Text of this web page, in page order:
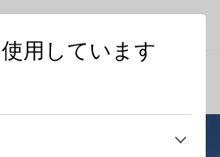
用しています